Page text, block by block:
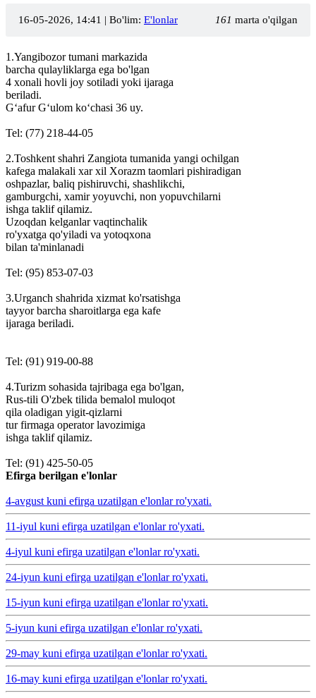
16-05-2026, 14:41 161 marta o'qilgan
| Bo'lim: E'lonlar
1.Yangibozor tumani markazida
barcha qulayliklarga ega bo'lgan
4 xonali hovli joy sotiladi yoki ijaraga
beriladi.
G‘afur G‘ulom ko‘chasi 36 uy.
Tel: (77) 218-44-05
2.Toshkent shahri Zangiota tumanida yangi ochilgan
kafega malakali xar xil Xorazm taomlari pishiradigan
oshpazlar, baliq pishiruvchi, shashlikchi,
gamburgchi, xamir yoyuvchi, non yopuvchilarni
ishga taklif qilamiz.
Uzoqdan kelganlar vaqtinchalik
ro'yxatga qo'yiladi va yotoqxona
bilan ta'minlanadi
Tel: (95) 853-07-03
3.Urganch shahrida xizmat ko'rsatishga
tayyor barcha sharoitlarga ega kafe
ijaraga beriladi.
Tel: (91) 919-00-88
4.Turizm sohasida tajribaga ega bo'lgan,
Rus-tili O'zbek tilida bemalol muloqot
qila oladigan yigit-qizlarni
tur firmaga operator lavozimiga
ishga taklif qilamiz.
Tel: (91) 425-50-05
Efirga berilgan e'lonlar
4-avgust kuni efirga uzatilgan e'lonlar ro'yxati.
11-iyul kuni efirga uzatilgan e'lonlar ro'yxati.
4-iyul kuni efirga uzatilgan e'lonlar ro'yxati.
24-iyun kuni efirga uzatilgan e'lonlar ro'yxati.
15-iyun kuni efirga uzatilgan e'lonlar ro'yxati.
5-iyun kuni efirga uzatilgan e'lonlar ro'yxati.
29-may kuni efirga uzatilgan e'lonlar ro'yxati.
16-may kuni efirga uzatilgan e'lonlar ro'yxati.